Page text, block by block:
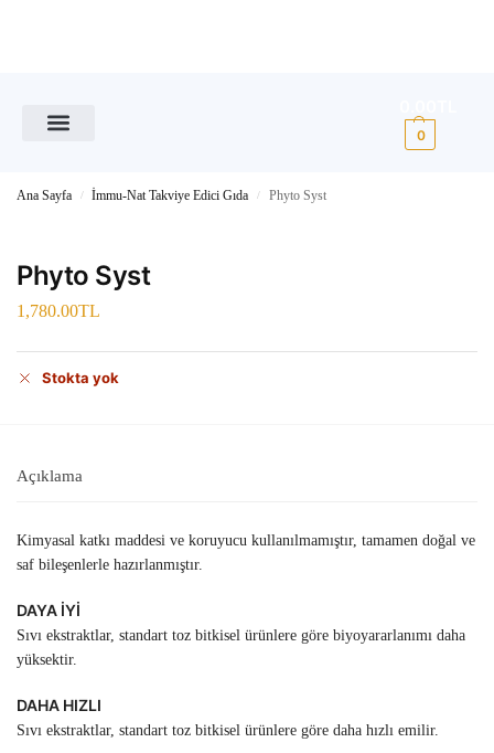
0
Ana Sayfa / İmmu-Nat Takviye Edici Gıda / Phyto Syst
Phyto Syst
1,780.00TL
Stokta yok
Açıklama
Kimyasal katkı maddesi ve koruyucu kullanılmamıştır, tamamen doğal ve
saf bileşenlerle hazırlanmıştır.
DAYA İYİ
Sıvı ekstraktlar, standart toz bitkisel ürünlere göre biyoyararlanımı daha
yüksektir.
DAHA HIZLI
Sıvı ekstraktlar, standart toz bitkisel ürünlere göre daha hızlı emilir.